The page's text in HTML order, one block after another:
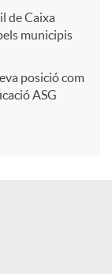
de Caixa
municipis
posició com
ASG